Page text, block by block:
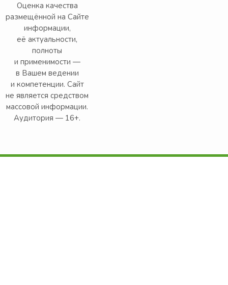
Оценка качества
размещённой на Сайте
информации,
её актуальности,
полноты
и применимости —
в Вашем ведении
и компетенции. Сайт
не является средством
массовой информации.
Аудитория — 16+.